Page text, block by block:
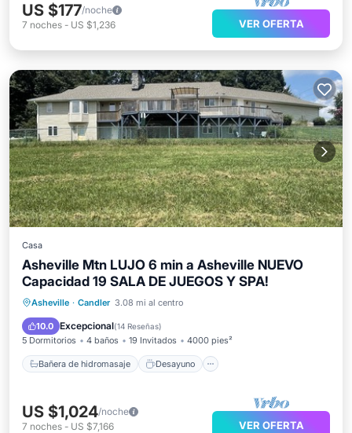
US $177/noche
7 noches - US $1,236 VER OFERTA
Casa
Asheville Mtn LUJO 6 min a Asheville NUEVO
Capacidad 19 SALA DE JUEGOS Y SPA!
Asheville · Candler 3.08 mi al centro
10.0 Excepcional(14 Reseñas)
5 Dormitorios 4 baños 19 Invitados 4000 pies²
Bañera de hidromasaje Desayuno
Bañera de hidromasaje
Aparcamiento
US $1,024/noche
7 noches - US $7,166 VER OFERTA